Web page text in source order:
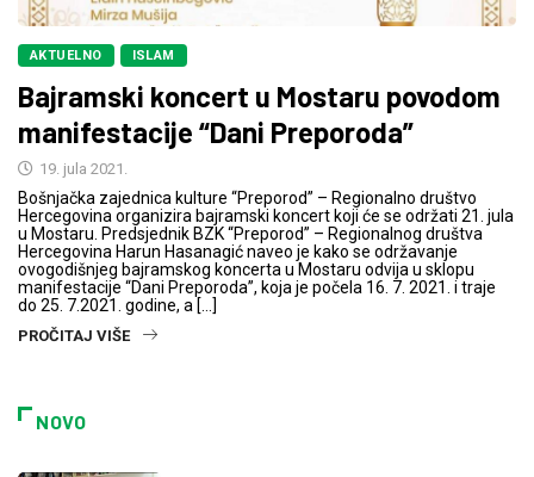
AKTUELNO ISLAM
Bajramski koncert u Mostaru povodom
manifestacije “Dani Preporoda”
19. jula 2021.
Bošnjačka zajednica kulture “Preporod” – Regionalno društvo
Hercegovina organizira bajramski koncert koji će se održati 21. jula
u Mostaru. Predsjednik BZK “Preporod” – Regionalnog društva
Hercegovina Harun Hasanagić naveo je kako se održavanje
ovogodišnjeg bajramskog koncerta u Mostaru odvija u sklopu
manifestacije “Dani Preporoda”, koja je počela 16. 7. 2021. i traje
do 25. 7.2021. godine, a […]
PROČITAJ VIŠE
NOVO